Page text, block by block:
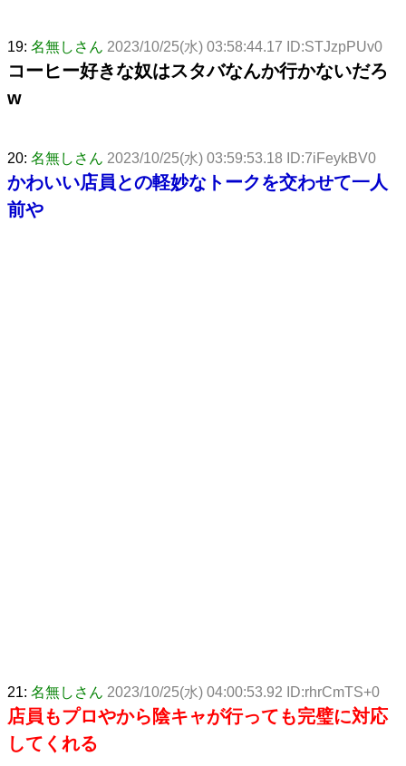
19: 名無しさん 2023/10/25(水) 03:58:44.17 ID:STJzpPUv0
コーヒー好きな奴はスタバなんか行かないだろ
w
20: 名無しさん 2023/10/25(水) 03:59:53.18 ID:7iFeykBV0
かわいい店員との軽妙なトークを交わせて一人
前や
21: 名無しさん 2023/10/25(水) 04:00:53.92 ID:rhrCmTS+0
店員もプロやから陰キャが行っても完璧に対応
してくれる